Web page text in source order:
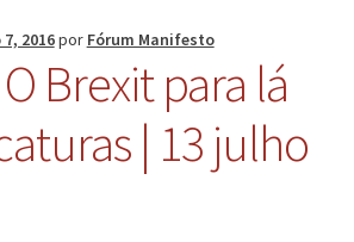
2016por Fórum Manifesto
Brexit para lá
| 13 julho